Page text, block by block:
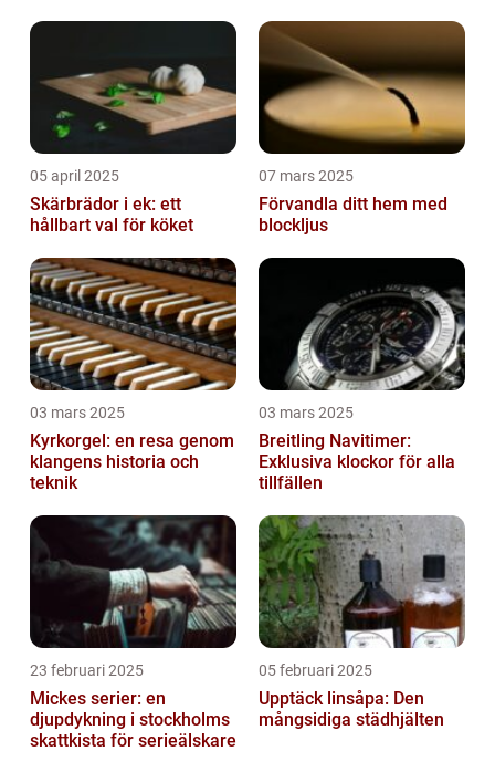
05 april 2025
Skärbrädor i ek: ett
hållbart val för köket
07 mars 2025
Förvandla ditt hem med
blockljus
03 mars 2025
Kyrkorgel: en resa genom
klangens historia och
teknik
03 mars 2025
Breitling Navitimer:
Exklusiva klockor för alla
tillfällen
23 februari 2025
Mickes serier: en
djupdykning i stockholms
skattkista för serieälskare
05 februari 2025
Upptäck linsåpa: Den
mångsidiga städhjälten